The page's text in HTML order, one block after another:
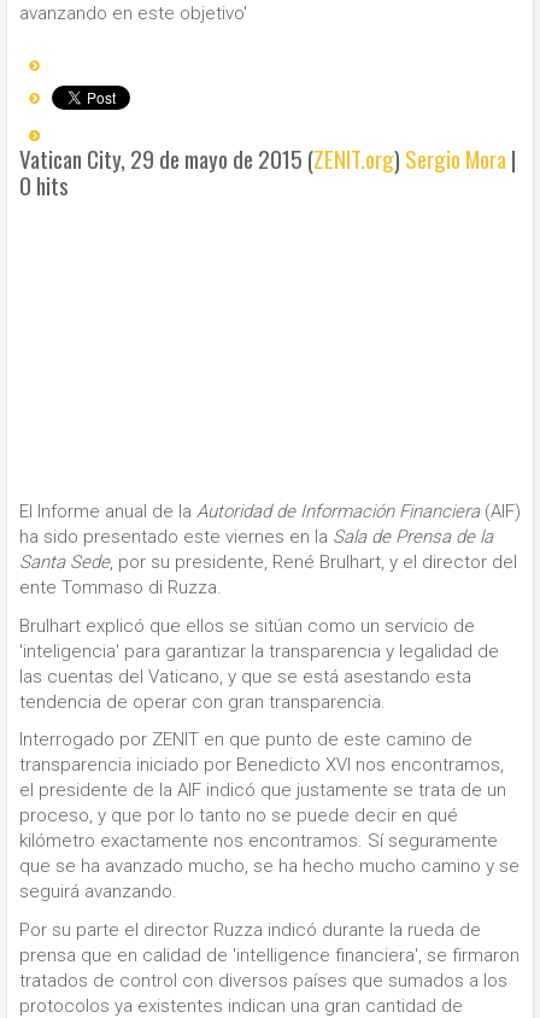
avanzando en este objetivo'
Vatican City, 29 de mayo de 2015 (ZENIT.org) Sergio Mora |
0 hits
El Informe anual de la Autoridad de Información Financiera(AIF)
ha sido presentado este viernes en la Sala de Prensa de la
Santa Sede, por su presidente, René Brulhart, y el director del
ente Tommaso di Ruzza.
Brulhart explicó que ellos se sitúan como un servicio de
'inteligencia' para garantizar la transparencia y legalidad de
las cuentas del Vaticano, y que se está asestando esta
tendencia de operar con gran transparencia.
Interrogado por ZENIT en que punto de este camino de
transparencia iniciado por Benedicto XVI nos encontramos,
el presidente de la AIF indicó que justamente se trata de un
proceso, y que por lo tanto no se puede decir en qué
kilómetro exactamente nos encontramos. Sí seguramente
que se ha avanzado mucho, se ha hecho mucho camino y se
seguirá avanzando.
Por su parte el director Ruzza indicó durante la rueda de
prensa que en calidad de 'intelligence financiera', se firmaron
tratados de control con diversos países que sumados a los
protocolos ya existentes indican una gran cantidad de